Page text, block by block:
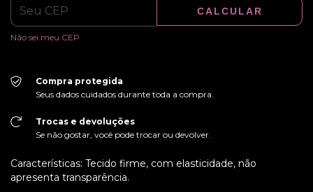
CALCULAR
Não sei meu CEP
Compra protegida
Seus dados cuidados durante toda a compra.
Trocas e devoluções
Se não gostar, você pode trocar ou devolver.
Características: Tecido firme, com elasticidade, não
apresenta transparência.